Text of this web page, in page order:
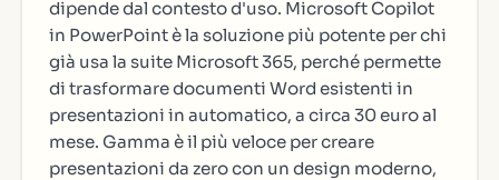
dipende dal contesto d'uso. Microsoft Copilot
in PowerPoint è la soluzione più potente per chi
già usa la suite Microsoft 365, perché permette
di trasformare documenti Word esistenti in
presentazioni in automatico, a circa 30 euro al
mese. Gamma è il più veloce per creare
presentazioni da zero con un design moderno,